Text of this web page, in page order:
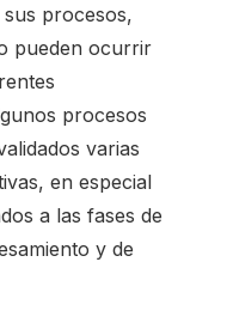
procesos,
pueden ocurrir
procesos
varias
en especial
a las fases de
y de